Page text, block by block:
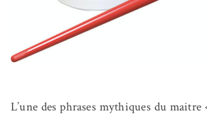
L’une des phrases mythiques du